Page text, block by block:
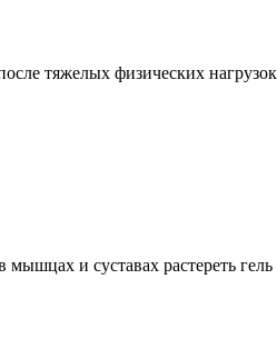
тяжелых физических
и суставах растереть